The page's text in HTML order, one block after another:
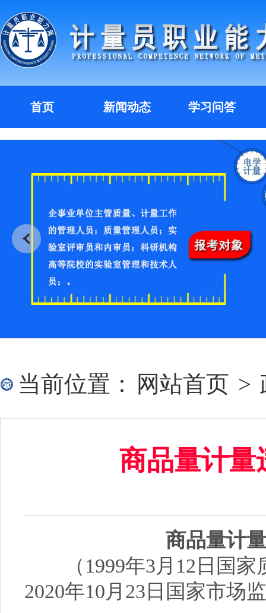
首页 新闻动态 学习问答
当前位置： 网站首页 >
商品量计量
商品量计
（1999年3月12日国家
2020年10月23日国家市场